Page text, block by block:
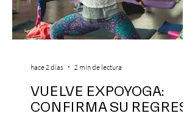
VUELVE EXPOYOGA:
CONFIRMA SU REGRESO
hace 2 días 2 min de lectura